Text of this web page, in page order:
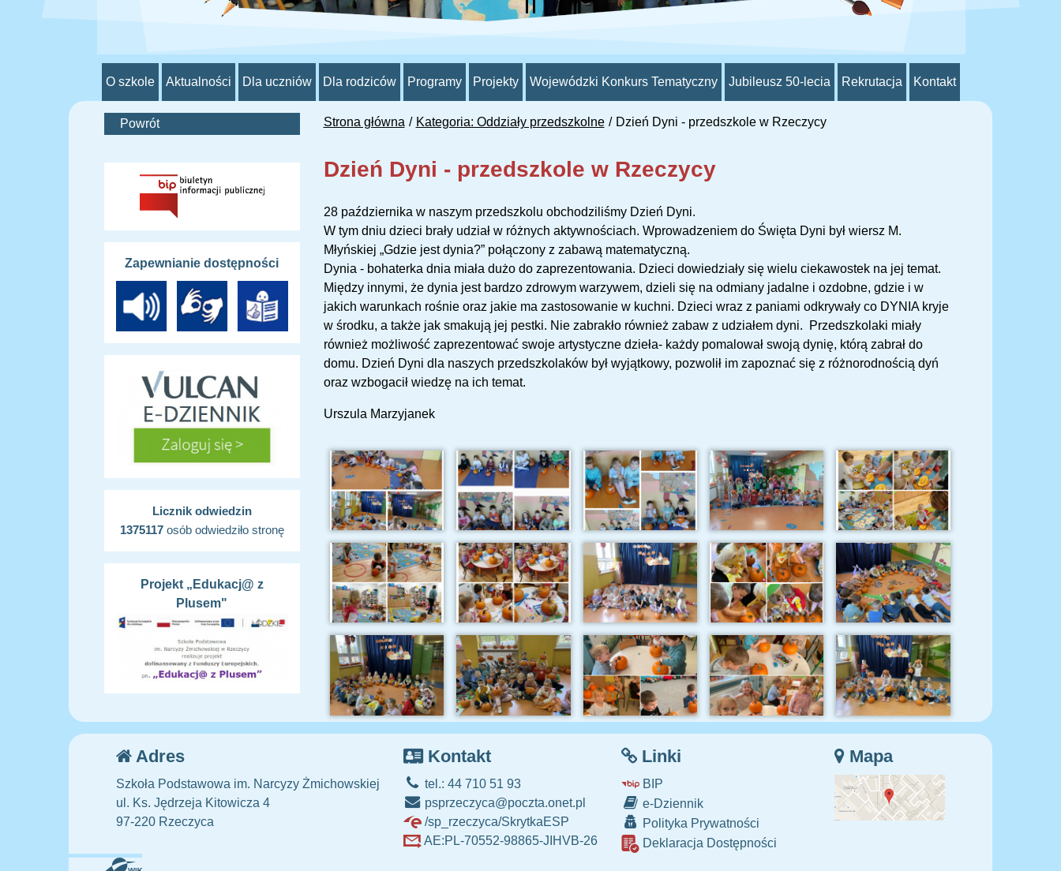
O szkole Aktualności Dla uczniów Dla rodziców Programy Projekty Wojewódzki Konkurs Tematyczny Jubileusz 50-lecia Rekrutacja Kontakt
Strona główna Kategoria: Oddziały przedszkolne Dzień Dyni - przedszkole w Rzeczycy
Dzień Dyni - przedszkole w Rzeczycy
28 października w naszym przedszkolu obchodziliśmy Dzień Dyni.
W tym dniu dzieci brały udział w różnych aktywnościach. Wprowadzeniem do Święta Dyni był wiersz M.
Młyńskiej „Gdzie jest dynia?” połączony z zabawą matematyczną.
Dynia - bohaterka dnia miała dużo do zaprezentowania. Dzieci dowiedziały się wielu ciekawostek na jej temat.
Między innymi, że dynia jest bardzo zdrowym warzywem, dzieli się na odmiany jadalne i ozdobne, gdzie i w
jakich warunkach rośnie oraz jakie ma zastosowanie w kuchni. Dzieci wraz z paniami odkrywały co DYNIA kryje
w środku, a także jak smakują jej pestki. Nie zabrakło również zabaw z udziałem dyni. Przedszkolaki miały
również możliwość zaprezentować swoje artystyczne dzieła- każdy pomalował swoją dynię, którą zabrał do
domu. Dzień Dyni dla naszych przedszkolaków był wyjątkowy, pozwolił im zapoznać się z różnorodnością dyń
oraz wzbogacił wiedzę na ich temat.
Urszula Marzyjanek
Powrót
Zapewnianie dostępności
Licznik odwiedzin
1375117osób odwiedziło stronę
Projekt „Edukacj@ z
Plusem"
Adres
Szkoła Podstawowa im. Narcyzy Żmichowskiej
ul. Ks. Jędrzeja Kitowicza 4
97-220 Rzeczyca
Kontakt
tel.: 44 710 51 93
psprzeczyca@poczta.onet.pl
/sp_rzeczyca/SkrytkaESP
AE:PL-70552-98865-JIHVB-26
Linki
BIP
e-Dziennik
Polityka Prywatności
Deklaracja Dostępności
Mapa